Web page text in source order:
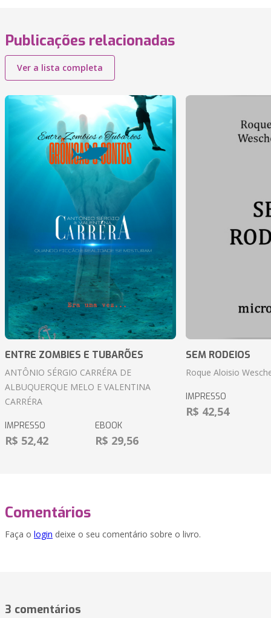
Publicações relacionadas
Ver a lista completa
ENTRE ZOMBIES E TUBARÕES
ANTÔNIO SÉRGIO CARRÉRA DE
ALBUQUERQUE MELO E VALENTINA
CARRÉRA
IMPRESSO
R$ 52,42
EBOOK
R$ 29,56
SEM RODEIOS
Roque Aloisio
IMPRESSO
R$ 42,54
Comentários
Faça o login deixe o seu comentário sobre o livro.
3 comentários